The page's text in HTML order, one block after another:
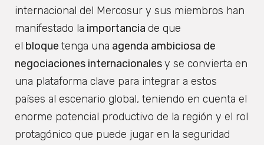
internacional del Mercosur y sus miembros han
manifestado la importancia de que
el bloque tenga una agenda ambiciosa de
negociaciones internacionalesy se convierta en
una plataforma clave para integrar a estos
países al escenario global, teniendo en cuenta el
enorme potencial productivo de la región y el rol
protagónico que puede jugar en la seguridad